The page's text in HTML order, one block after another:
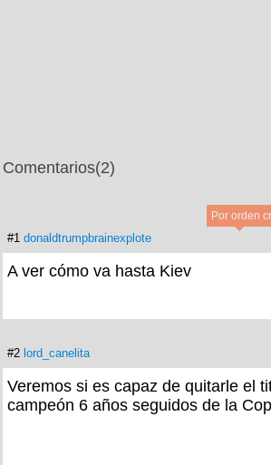
Comentarios(2)
Por orden
#1 donaldtrumpbrainexplote
A ver cómo va hasta Kiev
#2 lord_canelita
Veremos si es capaz de quitarle el
campeón 6 años seguidos de la